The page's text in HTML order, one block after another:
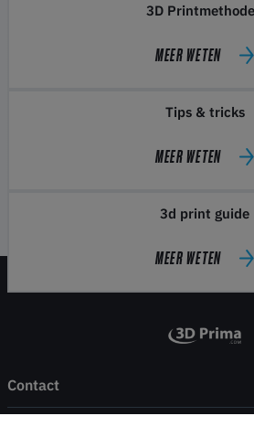
3D
MEER WETEN
Tips & tricks
MEER WETEN
3d print guide
MEER WETEN
Contact